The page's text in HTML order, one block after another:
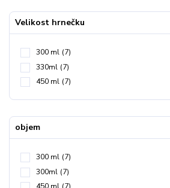
Velikost hrnečku
300 ml (7)
330ml (7)
450 ml (7)
objem
300 ml (7)
300ml (7)